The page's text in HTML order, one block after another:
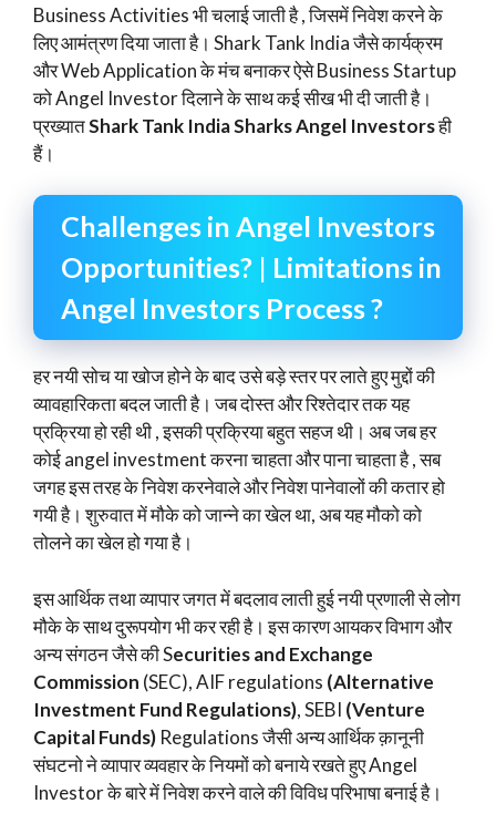
Business Activities भी चलाई जाती है , जिसमें निवेश करने के
लिए आमंत्रण दिया जाता है। Shark Tank India जैसे कार्यक्रम
और Web Application के मंच बनाकर ऐसे Business Startup
को Angel Investor दिलाने के साथ कई सीख भी दी जाती है।
प्रख्यातShark Tank India Sharks Angel Investorsही
हैं।
Challenges in Angel Investors
Opportunities? | Limitations in
Angel Investors Process ?
हर नयी सोच या खोज होने के बाद उसे बड़े स्तर पर लाते हुए मुद्दों की
व्यावहारिकता बदल जाती है। जब दोस्त और रिश्तेदार तक यह
प्रक्रिया हो रही थी , इसकी प्रक्रिया बहुत सहज थी। अब जब हर
कोई angel investment करना चाहता और पाना चाहता है , सब
जगह इस तरह के निवेश करनेवाले और निवेश पानेवालों की कतार हो
गयी है। शुरुवात में मौके को जान्ने का खेल था, अब यह मौको को
तोलने का खेल हो गया है।
इस आर्थिक तथा व्यापार जगत में बदलाव लाती हुई नयी प्रणाली से लोग
मौके के साथ दुरूपयोग भी कर रही है। इस कारण आयकर विभाग और
अन्य संगठन जैसे की Securities and Exchange
Commission (SEC), AIF regulations (Alternative
Investment Fund Regulations), SEBI (Venture
Capital Funds) Regulations जैसी अन्य आर्थिक क़ानूनी
संघटनो ने व्यापार व्यवहार के नियमों को बनाये रखते हुए Angel
Investor के बारे में निवेश करने वाले की विविध परिभाषा बनाई है।